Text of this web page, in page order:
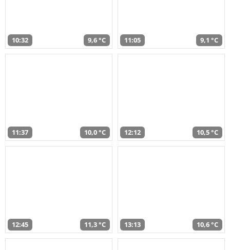
10:32 9,6 °C 11:05 9,1 °C
11:37 10,0 °C 12:12 10,5 °C
12:45 11,3 °C 13:13 10,6 °C